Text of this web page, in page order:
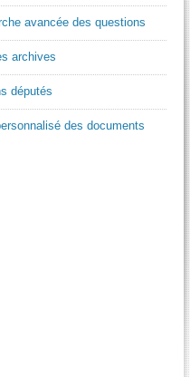
avancée des questions
archives
députés
des documents